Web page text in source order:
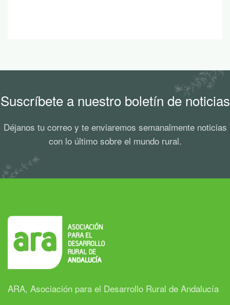
Suscríbete a nuestro boletín de noticias
Déjanos tu correo y te enviaremos semanalmente noticias
con lo último sobre el mundo rural.
ARA, Asociación para el Desarrollo Rural de Andalucía